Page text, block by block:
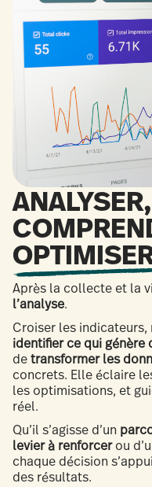
ANALYSER,
Après la collecte et la
l’analyse.
Croiser les indicateurs,
identifier ce qui génère
detransformer les
concrets. Elle éclaire
les optimisations, et
réel.
Qu’il s’agisse d’un
levier à renforcerou
chaque décision
des résultats.